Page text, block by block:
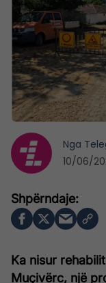
Ka nisur
Muçivërc, një
Nga
10/06/